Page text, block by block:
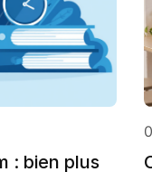
: bien plus